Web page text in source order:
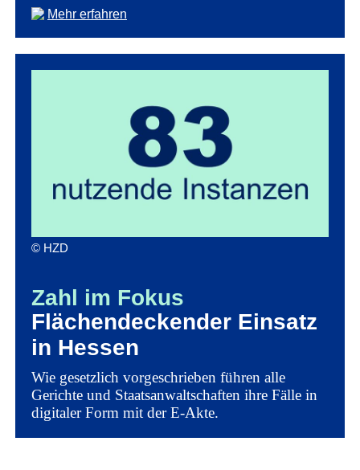
Mehr erfahren
© HZD
Zahl im Fokus
Flächendeckender Einsatz
in Hessen
Wie gesetzlich vorgeschrieben führen alle
Gerichte und Staatsanwaltschaften ihre Fälle in
digitaler Form mit der E-Akte.